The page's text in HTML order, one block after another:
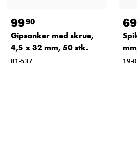
9990
Gipsanker med skrue,
4,5 x 32 mm, 50 stk.
81-537
69
19-